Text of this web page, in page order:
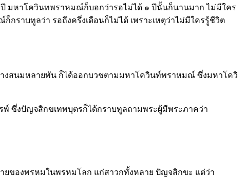
มหาโควินทพราหมณ์ก็บอกว่ารอไม่ได้ ๑ ปีนั้นก็นานมาก ไม่มีใคร
ราบทูลว่า รอถึงครึ่งเดือนก็ไม่ได้ เพราะเหตุว่าไม่มีใครรู้ชีวิต
งสนมหลายพัน ก็ได้ออกบวชตามมหาโควินท์พราหมณ์ ซึ่งมหาโควิ
พ์ ซึ่งปัญจสิกขเทพบุตรก็ได้กราบทูลถามพระผู้มีพระภาคว่า
ยของพรหมในพรหมโลก แก่สาวกทั้งหลาย ปัญจสิกขะ แต่ว่า